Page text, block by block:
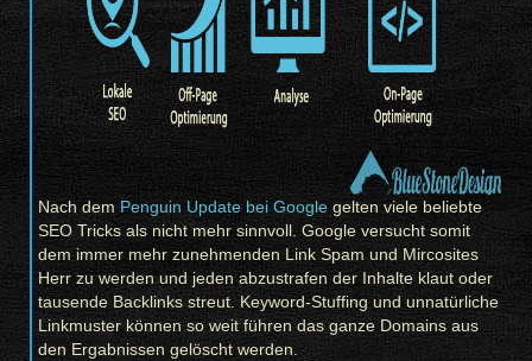
Nach dem Penguin Update bei Google gelten viele beliebte
SEO Tricks als nicht mehr sinnvoll. Google versucht somit
dem immer mehr zunehmenden Link Spam und Mircosites
Herr zu werden und jeden abzustrafen der Inhalte klaut oder
tausende Backlinks streut. Keyword-Stuffing und unnatürliche
Linkmuster können so weit führen das ganze Domains aus
den Ergabnissen gelöscht werden.